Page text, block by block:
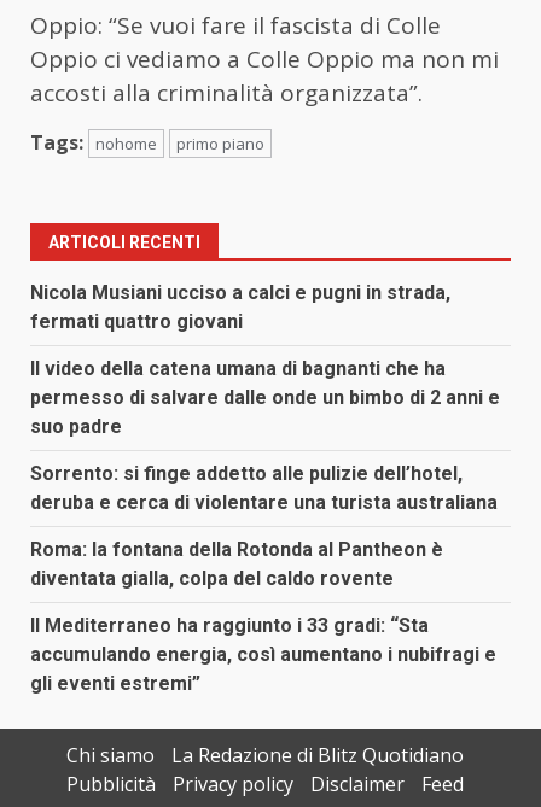
Oppio: “Se vuoi fare il fascista di Colle
Oppio ci vediamo a Colle Oppio ma non mi
accosti alla criminalità organizzata”.
Tags: nohome primo piano
ARTICOLI RECENTI
Nicola Musiani ucciso a calci e pugni in strada,
fermati quattro giovani
Il video della catena umana di bagnanti che ha
permesso di salvare dalle onde un bimbo di 2 anni e
suo padre
Sorrento: si finge addetto alle pulizie dell’hotel,
deruba e cerca di violentare una turista australiana
Roma: la fontana della Rotonda al Pantheon è
diventata gialla, colpa del caldo rovente
Il Mediterraneo ha raggiunto i 33 gradi: “Sta
accumulando energia, così aumentano i nubifragi e
gli eventi estremi”
Chi siamo
La Redazione di Blitz Quotidiano
Pubblicità
Privacy policy Disclaimer Feed